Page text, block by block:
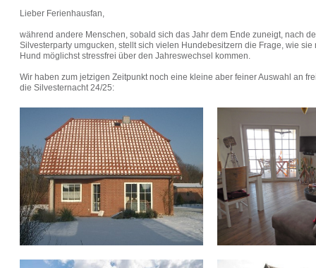
Lieber Ferienhausfan,
während andere Menschen, sobald sich das Jahr dem Ende zuneigt, nach
Silvesterparty umgucken, stellt sich vielen Hundebesitzern die Frage, wie sie
Hund möglichst stressfrei über den Jahreswechsel kommen.
Wir haben zum jetzigen Zeitpunkt noch eine kleine aber feiner Auswahl an
die Silvesternacht 24/25: